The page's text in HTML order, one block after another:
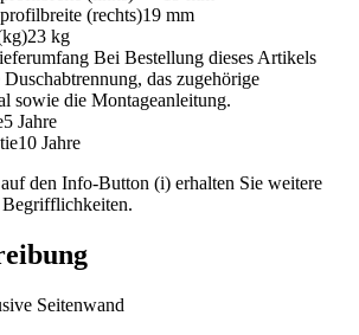
(rechts)19 mm
23 kg
Bei Bestellung dieses Artikels
das zugehörige
sowie die Montageanleitung.
5 Jahre
10 Jahre
den Info-Button (i) erhalten Sie weitere
Seitenwand